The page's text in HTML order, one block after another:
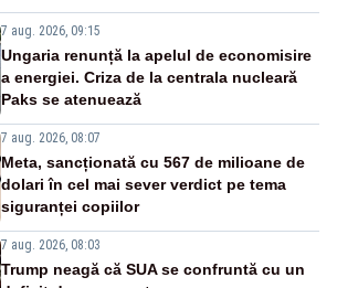
7 aug. 2026, 09:15
Ungaria renunță la apelul de economisire
a energiei. Criza de la centrala nucleară
Paks se atenuează
7 aug. 2026, 08:07
Meta, sancționată cu 567 de milioane de
dolari în cel mai sever verdict pe tema
siguranței copiilor
7 aug. 2026, 08:03
Trump neagă că SUA se confruntă cu un